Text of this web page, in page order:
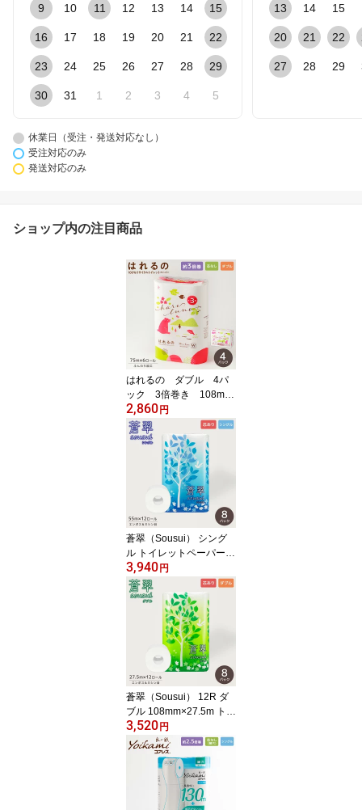
9 10 11 12 13 14 15
16 17 18 19 20 21 22
23 24 25 26 27 28 29
30 31 1 2 3 4 5
13 14 15
20 21 22
27 28 29
休業日（受注・発送対応なし）
受注対応のみ
発送対応のみ
ショップ内の注目商品
はれるの ダブル 4パ
ック 3倍巻き 108mm
×75m 『送料無料（一部
地域除く）』 まとめ買い
家庭用 業務用 ロングタ
イプ 長巻き 日用品 災害
用 備蓄 長持ち 節約 再生
紙 大阪発 エコ 白い 付加
価値 メーカー直送 公
式 再生紙 無香料 日
本製
2,860円
蒼翠（Sousui） シング
ル トイレットペーパー 1
2ロール 55m 送料無料
（一部地域除く）
3,940円
蒼翠（Sousui） 12R ダ
ブル 108mm×27.5m トイ
レットペーパー 送料無
料（一部地域除く）
3,520円